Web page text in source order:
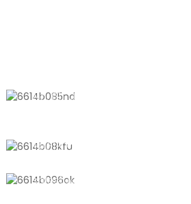
No. 611, Jalan Shantong, Bandar
+8618721958798
sales10@shtangke.com